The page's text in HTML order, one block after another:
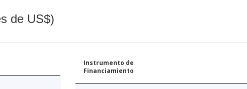
de US$)
Instrumento de
Financiamiento